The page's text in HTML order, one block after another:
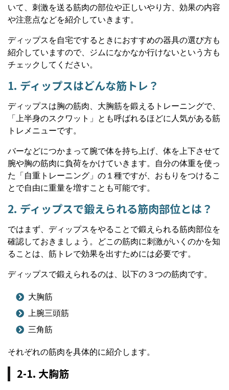
いて、刺激を送る筋肉の部位や正しいやり方、効果の内容
や注意点などを紹介していきます。
ディップスを自宅でするときにおすすめの器具の選び方も
紹介していますので、ジムになかなか行けないという方も
チェックしてください。
1. ディップスはどんな筋トレ？
ディップスは胸の筋肉、大胸筋を鍛えるトレーニングで、
「上半身のスクワット」とも呼ばれるほどに人気がある筋
トレメニューです。
バーなどにつかまって腕で体を持ち上げ、体を上下させて
腕や胸の筋肉に負荷をかけていきます。自分の体重を使っ
た「自重トレーニング」の１種ですが、おもりをつけるこ
とで自由に重量を増すことも可能です。
2. ディップスで鍛えられる筋肉部位とは？
ではまず、ディップスをやることで鍛えられる筋肉部位を
確認しておきましょう。どこの筋肉に刺激がいくのかを知
ることは、筋トレで効果を出すためには必要です。
ディップスで鍛えられるのは、以下の３つの筋肉です。
大胸筋
上腕三頭筋
三角筋
それぞれの筋肉を具体的に紹介します。
2-1. 大胸筋